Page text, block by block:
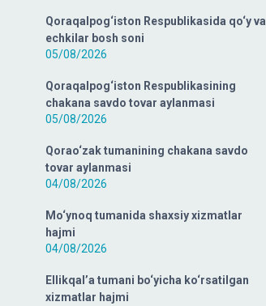
Qoraqalpog‘iston Respublikasida qo‘y va
echkilar bosh soni
05/08/2026
Qoraqalpog‘iston Respublikasining
chakana savdo tovar aylanmasi
05/08/2026
Qorao‘zak tumanining chakana savdo
tovar aylanmasi
04/08/2026
Mo‘ynoq tumanida shaxsiy xizmatlar
hajmi
04/08/2026
Ellikqal’a tumani bo‘yicha ko‘rsatilgan
xizmatlar hajmi